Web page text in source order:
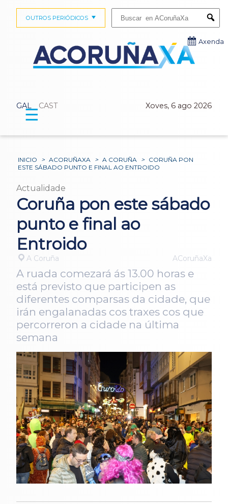
GAL CAST Xoves, 6 ago 2026
OUTROS PERIÓDICOS
Axenda
☰
INICIO > ACORUÑAXA > A CORUÑA > CORUÑA PON
ESTE SÁBADO PUNTO E FINAL AO ENTROIDO
Actualidade
Coruña pon este sábado
punto e final ao
Entroido
A Coruña ACoruñaXa
A ruada comezará ás 13.00 horas e
está previsto que participen as
diferentes comparsas da cidade, que
irán engalanadas cos traxes cos que
percorreron a cidade na última
semana